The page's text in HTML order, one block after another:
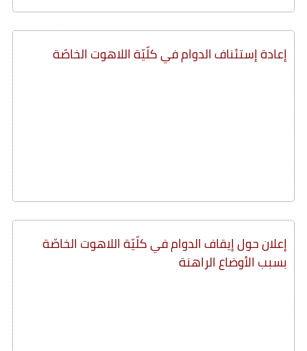
إعادة إستئناف الدوام في كلّيّة اللاهوت الخاصّة
إعلان حول إيقاف الدوام في كلّيّة اللاهوت الخاصّة
بسبب الأوضاع الراهنة